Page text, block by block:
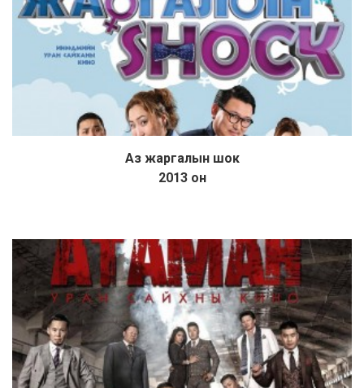
ДэлгэрэнгүйАз жаргалын шок
2013 он